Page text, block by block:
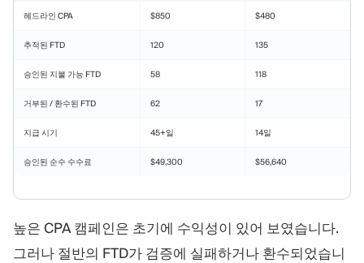
헤드라인 CPA $850 $480
추적된 FTD 120 135
승인된 지불 가능 FTD 58 118
거부된 / 환수된 FTD 62 17
지급 시기 45+일 14일
승인된 순수 수수료 $49,300 $56,640
높은 CPA 캠페인은 초기에 수익성이 있어 보였습니다.
그러나 절반의 FTD가 검증에 실패하거나 환수되었습니